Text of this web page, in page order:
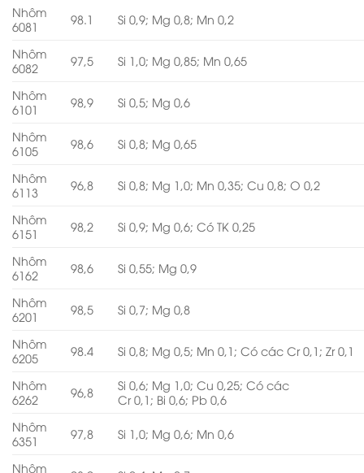
Nhôm
6081
98.1 Si 0,9; Mg 0,8; Mn 0,2
Nhôm
6082
97,5 Si 1,0; Mg 0,85; Mn 0,65
Nhôm
6101
98,9 Si 0,5; Mg 0,6
Nhôm
6105
98,6 Si 0,8; Mg 0,65
Nhôm
6113
96,8 Si 0,8; Mg 1,0; Mn 0,35; Cu 0,8; O 0,2
Nhôm
6151
98,2 Si 0,9; Mg 0,6; Có TK 0,25
Nhôm
6162
98,6 Si 0,55; Mg 0,9
Nhôm
6201
98,5 Si 0,7; Mg 0,8
Nhôm
6205
98.4 Si 0,8; Mg 0,5; Mn 0,1; Có các Cr 0,1; Zr 0,1
Nhôm
6262
96,8
Si 0,6; Mg 1,0; Cu 0,25; Có các
Cr 0,1; Bi 0,6; Pb 0,6
Nhôm
6351
97,8 Si 1,0; Mg 0,6; Mn 0,6
Nhôm